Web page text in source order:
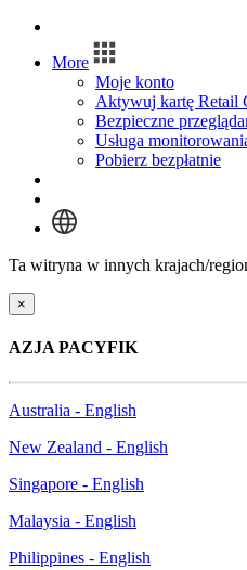
More
Moje konto
Aktywuj kartę Retail
Bezpieczne
Usługa
Pobierz bezpłatnie
Ta witryna w innych krajach/
×
AZJA PACYFIK
Australia - English
New Zealand - English
Singapore - English
Malaysia - English
Philippines - English